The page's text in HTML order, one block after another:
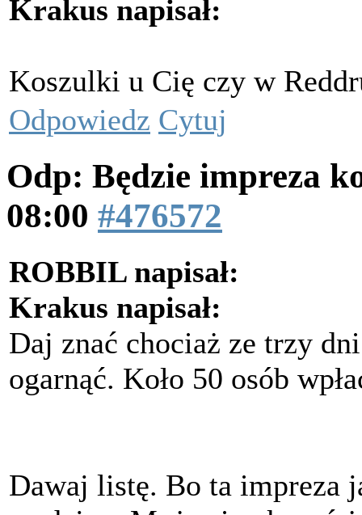
Krakus napisał:
Koszulki u Cię czy w
Odpowiedz Cytuj
Odp: Będzie impreza
08:00 #476572
ROBBIL napisał:
Krakus napisał:
Daj znać chociaż ze trzy
ogarnąć. Koło 50 osób
Dawaj listę. Bo ta impreza